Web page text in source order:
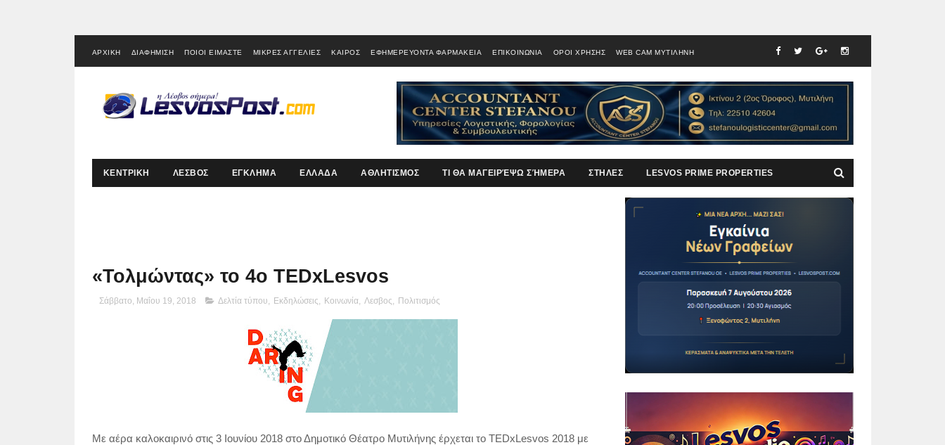
ΑΡΧΙΚΗ ΔΙΑΦΗΜΙΣΗ ΠΟΙΟΙ ΕΙΜΑΣΤΕ ΜΙΚΡΕΣ ΑΓΓΕΛΙΕΣ ΚΑΙΡΟΣ ΕΦΗΜΕΡΕΥΟΝΤΑ ΦΑΡΜΑΚΕΙΑ ΕΠΙΚΟΙΝΩΝΙΑ ΟΡΟΙ ΧΡΗΣΗΣ WEB CAM ΜΥΤΙΛΗΝΗ
ΚΕΝΤΡΙΚΗ ΛΕΣΒΟΣ ΕΓΚΛΗΜΑ ΕΛΛΑΔΑ ΑΘΛΗΤΙΣΜΟΣ ΤΙ ΘΑ ΜΑΓΕΙΡΈΨΩ ΣΉΜΕΡΑ ΣΤΗΛΕΣ LESVOS PRIME PROPERTIES
«Τολμώντας» το 4ο TEDxLesvos
Σάββατο, Μαΐου 19, 2018 Δελτία τύπου, Εκδηλώσεις, Κοινωνία, Λεσβος, Πολιτισμός
Με αέρα καλοκαιρινό στις 3 Ιουνίου 2018 στο Δημοτικό Θέατρο Μυτιλήνης έρχεται το TEDxLesvos 2018 με